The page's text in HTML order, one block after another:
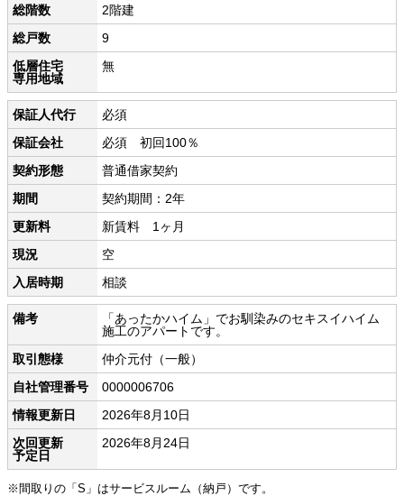
総階数
2階建
総戸数
9
低層住宅
専用地域
無
保証人代行
必須
保証会社
必須 初回100％
契約形態
普通借家契約
期間
契約期間：2年
更新料
新賃料 1ヶ月
現況
空
入居時期
相談
備考
「あったかハイム」でお馴染みのセキスイハイム
施工のアパートです。
取引態様
仲介元付（一般）
自社管理番号
0000006706
情報更新日
2026年8月10日
次回更新
予定日
2026年8月24日
※間取りの「S」はサービスルーム（納戸）です。